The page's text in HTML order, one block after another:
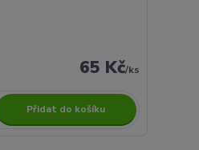
65 Kč/ks
Přidat do košíku